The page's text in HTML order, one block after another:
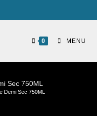
0 MENU
Sec 750ML
Demi Sec 750ML